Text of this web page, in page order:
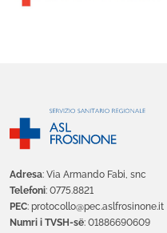
Adresa: Via Armando Fabi, snc
Telefoni: 0775.8821
PEC: protocollo@pec.aslfrosinone.it
Numri i TVSH-së: 01886690609